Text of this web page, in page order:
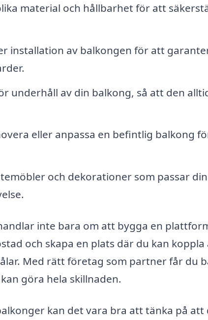
material och hållbarhet för att
installation av balkongen för att
underhåll av din balkong, så att den
eller anpassa en befintlig balkong
och dekorationer som passar
inte bara om att bygga en
och skapa en plats där du kan koppla
Med rätt företag som partner får du
göra hela skillnaden.
kan det vara bra att tänka på att